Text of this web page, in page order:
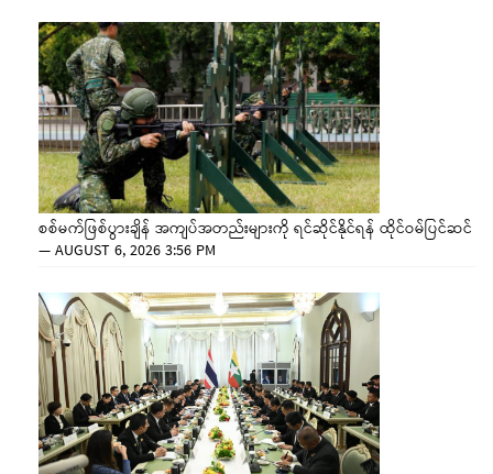
စစ်မက်ဖြစ်ပွားချိန် အကျပ်အတည်းများကို ရင်ဆိုင်နိုင်ရန် ထိုင်ဝမ်ပြင်ဆင်
—AUGUST 6, 2026 3:56 PM